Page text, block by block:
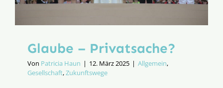
Glaube – Privatsache?
Von Patricia Haun | 12. März 2025 | Allgemein,
Gesellschaft,Zukunftswege